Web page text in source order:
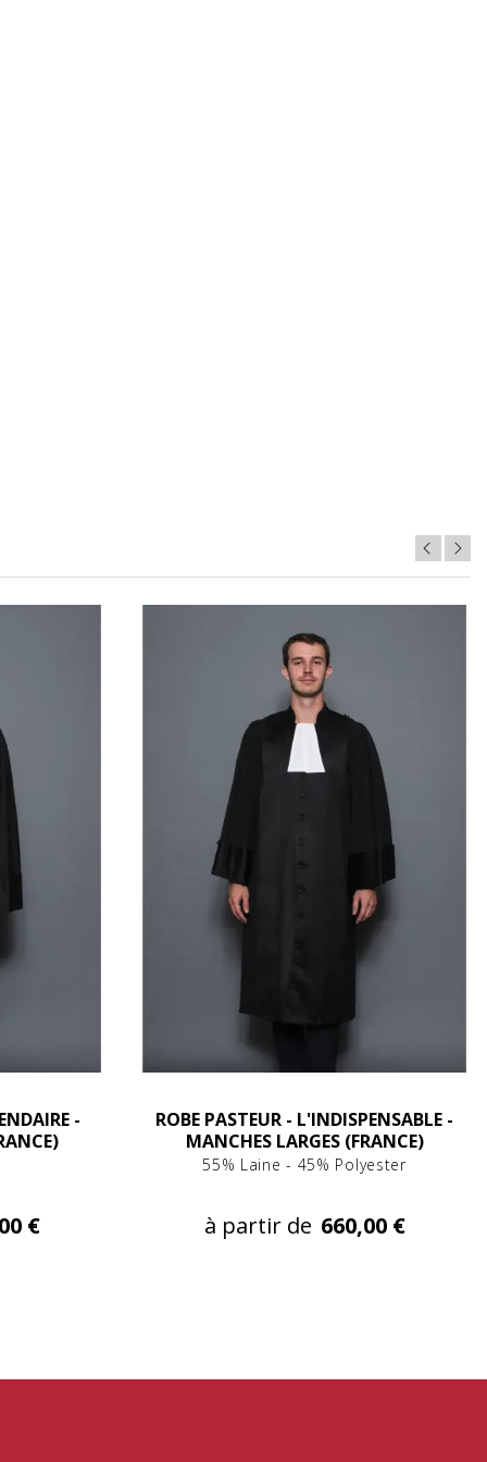
-
€
ROBE PASTEUR - L'INDISPENSABLE -
MANCHES LARGES (FRANCE)
55% Laine - 45% Polyester
à partir de 660,00 €